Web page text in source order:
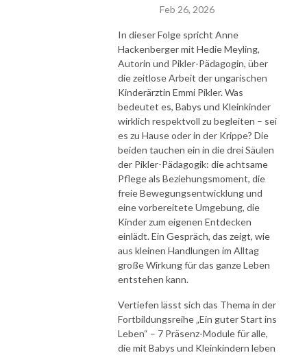
Feb 26, 2026
In dieser Folge spricht Anne
Hackenberger mit Hedie Meyling,
Autorin und Pikler-Pädagogin, über
die zeitlose Arbeit der ungarischen
Kinderärztin Emmi Pikler. Was
bedeutet es, Babys und Kleinkinder
wirklich respektvoll zu begleiten – sei
es zu Hause oder in der Krippe? Die
beiden tauchen ein in die drei Säulen
der Pikler-Pädagogik: die achtsame
Pflege als Beziehungsmoment, die
freie Bewegungsentwicklung und
eine vorbereitete Umgebung, die
Kinder zum eigenen Entdecken
einlädt. Ein Gespräch, das zeigt, wie
aus kleinen Handlungen im Alltag
große Wirkung für das ganze Leben
entstehen kann.
Vertiefen lässt sich das Thema in der
Fortbildungsreihe „Ein guter Start ins
Leben“ – 7 Präsenz-Module für alle,
die mit Babys und Kleinkindern leben